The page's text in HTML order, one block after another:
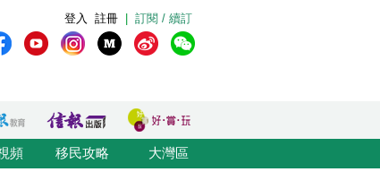
訂閱 / 續訂
註冊
登入
頻 移民攻略 大灣區